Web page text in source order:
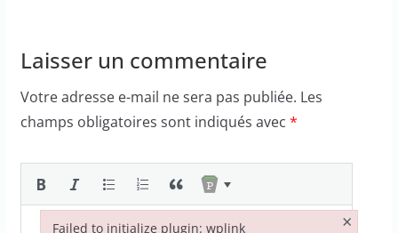
Laisser un commentaire
Votre adresse e-mail ne sera pas publiée. Les
champs obligatoires sont indiqués avec *
Failed to initialize plugin: wplink ×